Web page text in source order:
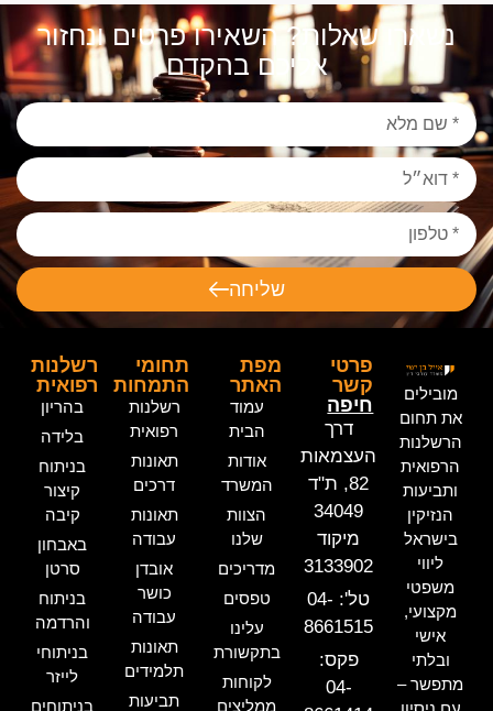
נשארו שאלות? השאירו פרטים ונחזור
אליכם בהקדם
שליחה
מובילים
את תחום
הרשלנות
הרפואית
ותביעות
הנזיקין
בישראל
ליווי
משפטי
מקצועי,
אישי
ובלתי
מתפשר –
מפת
האתר
עמוד
הבית
אודות
המשרד
הצוות
שלנו
מדריכים
טפסים
עלינו
בתקשורת
לקוחות
ממליצים
תחומי
התמחות
רשלנות
רפואית
תאונות
דרכים
תאונות
עבודה
אובדן
כושר
עבודה
תאונות
תלמידים
תביעות
רשלנות
רפואית
בהריון
בלידה
בניתוח
קיצור
קיבה
באבחון
סרטן
בניתוח
והרדמה
בניתוחי
לייזר
בניתוחים
פרטי
קשר
חיפה
דרך
העצמאות
82, ת"ד
34049
מיקוד
3133902
טל': 04-
8661515
פקס:
04-